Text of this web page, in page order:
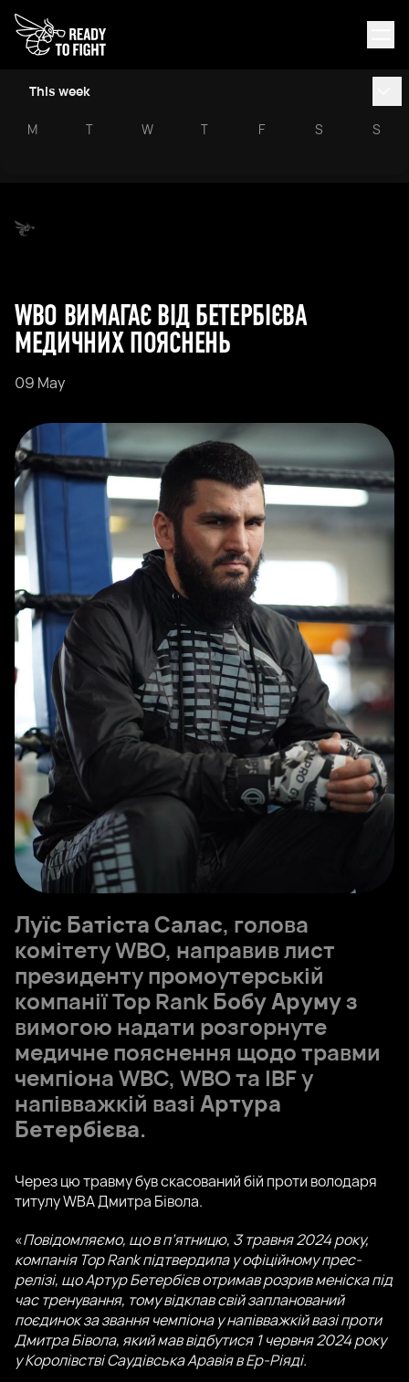
This week
M T W T F S S
WBO ВИМАГАЄ ВІД БЕТЕРБІЄВА
МЕДИЧНИХ ПОЯСНЕНЬ
09 May
Луїс Батіста Салас, голова
комітету WBO, направив лист
президенту промоутерській
компанії Top RankБобу Арумуз
вимогою надати розгорнуте
медичне пояснення щодо травми
чемпіона WBC, WBO та IBF у
напівважкій вазі Артура
Бетербієва.
Через цю травму був скасований бій проти володаря
титулу WBA Дмитра Бівола.
«Повідомляємо, що в п’ятницю, 3 травня 2024 року,
компанія Top Rank підтвердила у офіційному прес-
релізі, що Артур Бетербієв отримав розрив меніска під
час тренування, тому відклав свій запланований
поєдинок за звання чемпіона у напівважкій вазі проти
Дмитра Бівола, який мав відбутися 1 червня 2024 року
у Королівстві Саудівська Аравія в Ер-Ріяді.